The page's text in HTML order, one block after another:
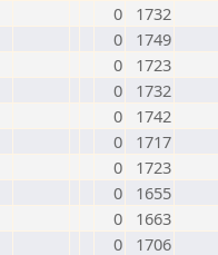
0
1732
0
1749
0
1723
0
1732
0
1742
0
1717
0
1723
0
1655
0
1663
0
1706